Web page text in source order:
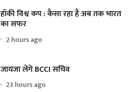
हॉकी विश्व कप : कैसा रहा है अब तक भारत
का सफर
2 hours ago
जायजा लेंगे BCCI सचिव
23 hours ago